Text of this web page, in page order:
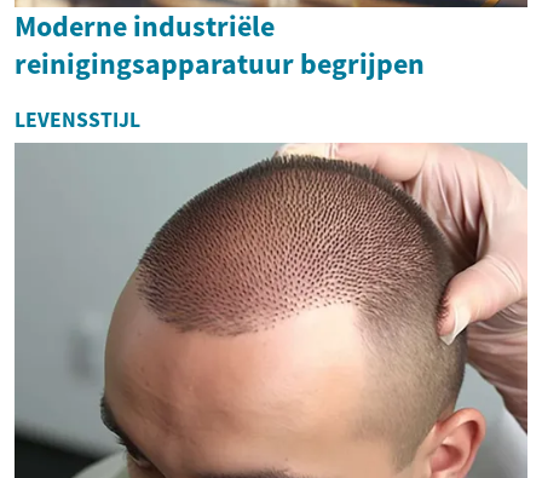
Moderne industriële
reinigingsapparatuur begrijpen
LEVENSSTIJL